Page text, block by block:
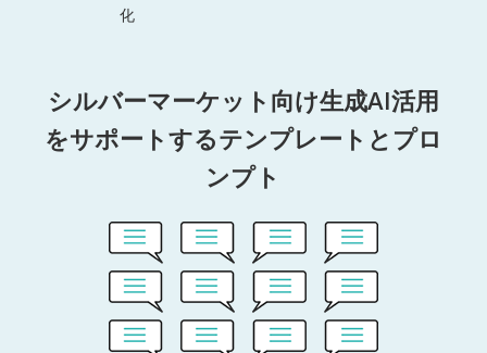
化
シルバーマーケット向け生成AI活用
をサポートするテンプレートとプロ
ンプト